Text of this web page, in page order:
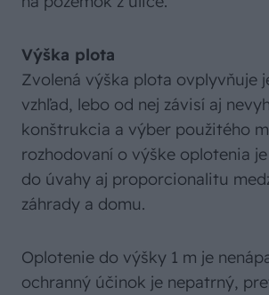
Výška plota
Zvolená výška plota ovplyvňuje
vzhľad, lebo od nej závisí aj
konštrukcia a výber použitého
rozhodovaní o výške oplotenia
do úvahy aj proporcionalitu
záhrady a domu.
Oplotenie do výšky 1 m je
ochranný účinok je nepatrný,